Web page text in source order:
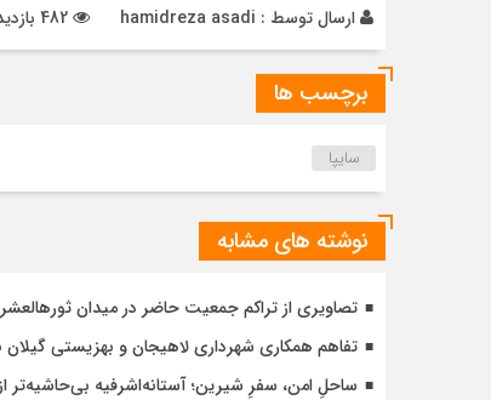
ارسال توسط : hamidreza asadi
برچسب ها
سایپا
نوشته های مشابه
تصاویری از تراکم جمعیت حاضر در میدان
تفاهم همکاری شهرداری لاهیجان و بهزیستی
ساحلِ امن، سفرِ شیرین؛ آستانه‌اشرفیه بی‌حاشیه‌تر